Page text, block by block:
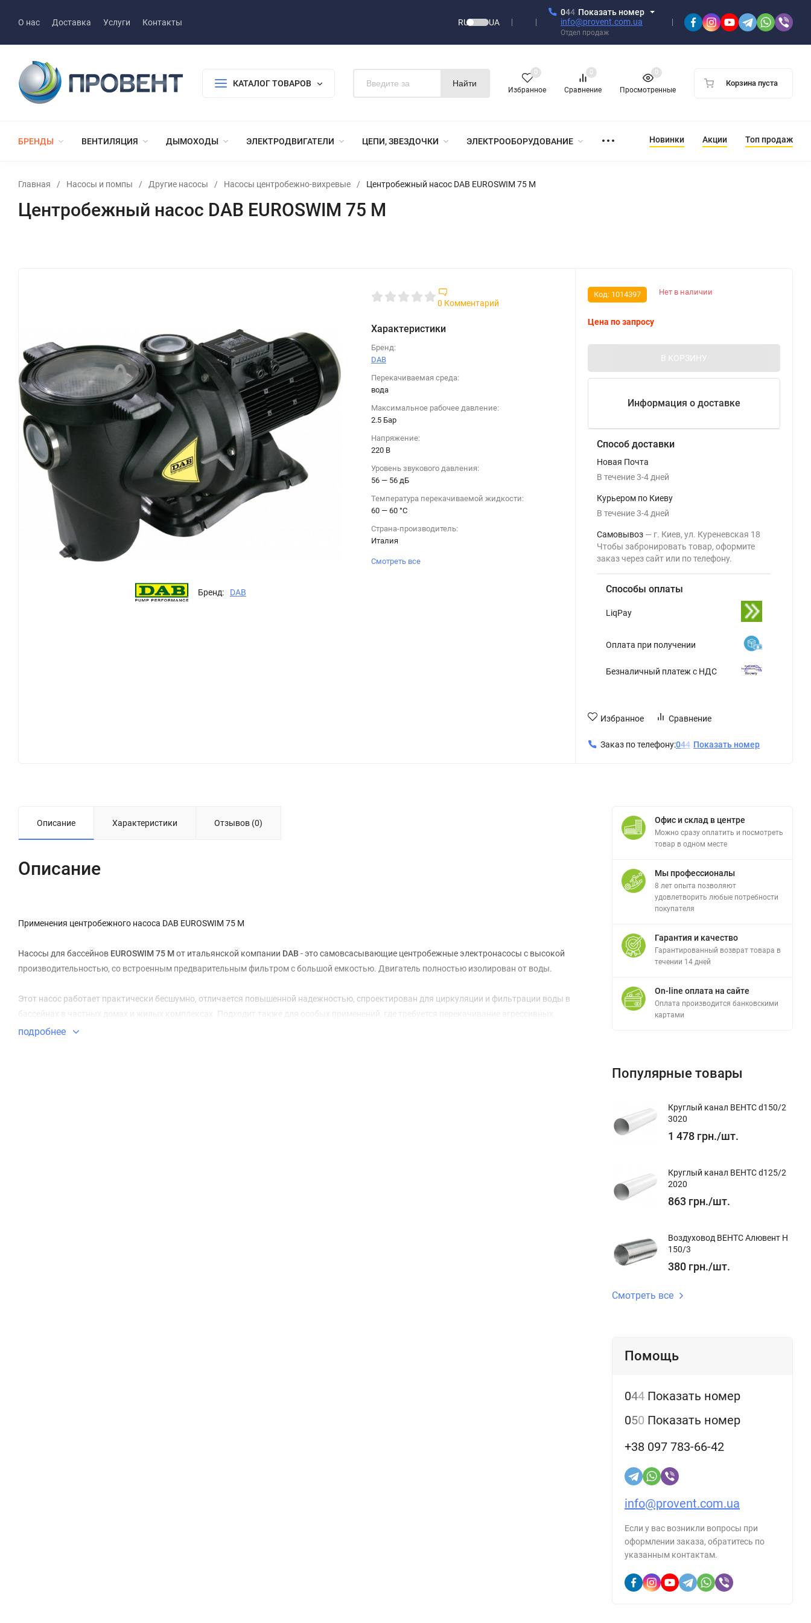
О нас Доставка Услуги Контакты RU UA
044 Показать номер
info@provent.com.ua
Отдел продаж
КАТАЛОГ ТОВАРОВ Найти
Избранное
0
Сравнение
0
Просмотренные
0
Корзина пуста
БРЕНДЫ ВЕНТИЛЯЦИЯ ДЫМОХОДЫ ЭЛЕКТРОДВИГАТЕЛИ ЦЕПИ, ЗВЕЗДОЧКИ ЭЛЕКТРООБОРУДОВАНИЕ Новинки Акции Топ продаж
Главная / Насосы и помпы / Другие насосы / Насосы центробежно-вихревые / Центробежный насос DAB EUROSWIM 75 M
Центробежный насос DAB EUROSWIM 75 M
Бренд: DAB
0 Комментарий
Характеристики
Бренд:
DAB
Перекачиваемая среда:
вода
Максимальное рабочее давление:
2.5 Бар
Напряжение:
220 B
Уровень звукового давления:
56 — 56 дБ
Температура перекачиваемой жидкости:
60 — 60 °C
Страна-производитель:
Италия
Смотреть все
Нет в наличии
Код: 1014397
Цена по запросу
В КОРЗИНУ
Информация о доставке
Способ доставки
Новая Почта
В течение3-4 дней
Курьером по Киеву
В течение3-4 дней
Самовывоз
г. Киев, ул. Куреневская 18
Чтобы забронировать товар, оформите
заказ через сайт или по телефону.
Способы оплаты
LiqPay
Оплата при получении
Безналичный платеж с НДС
Избранное Сравнение
Заказ по телефону:044 Показать номер
Описание Характеристики Отзывов (0)
Описание
Применения центробежного насоса DAB EUROSWIM 75 M
Насосы для бассейнов EUROSWIM 75 Mот итальянской компании DAB - это самовсасывающие центробежные электронасосы с высокой
производительностью, со встроенным предварительным фильтром с большой емкостью. Двигатель полностью изолирован от воды.
Этот насос работает практически бесшумно, отличается повышенной надежностью, спроектирован для циркуляции и фильтрации воды в
бассейнах в частных домах и жилых комплексах. Подходит также для особых применений, где требуется перекачивание агрессивных
жидкостей, в рыбных хозяйствах, в сельском хозяйстве и промышленности.
подробнее
Офис и склад в центре
Можно сразу оплатить и посмотреть
товар в одном месте
Мы профессионалы
8 лет опыта позволяют
удовлетворить любые потребности
покупателя
Гарантия и качество
Гарантированный возврат товара в
течении 14 дней
On-line оплата на сайте
Оплата производится банковскими
картами
Популярные товары
Круглый канал ВЕНТС d150/2
3020
1 478 грн./шт.
Круглый канал ВЕНТС d125/2
2020
863 грн./шт.
Воздуховод ВЕНТС Алювент Н
150/3
380 грн./шт.
Смотреть все
Помощь
044 Показать номер
050 Показать номер
+38 097 783-66-42
info@provent.com.ua
Если у вас возникли вопросы при
оформлении заказа, обратитесь по
указанным контактам.